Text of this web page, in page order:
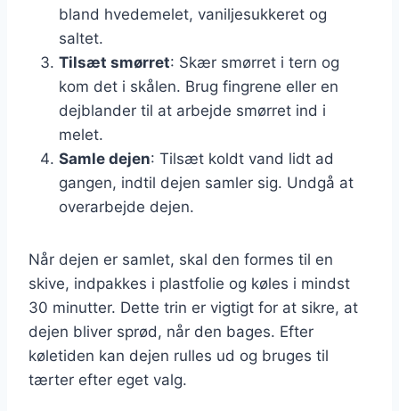
bland hvedemelet, vaniljesukkeret og
saltet.
Tilsæt smørret: Skær smørret i tern og
kom det i skålen. Brug fingrene eller en
dejblander til at arbejde smørret ind i
melet.
Samle dejen: Tilsæt koldt vand lidt ad
gangen, indtil dejen samler sig. Undgå at
overarbejde dejen.
Når dejen er samlet, skal den formes til en
skive, indpakkes i plastfolie og køles i mindst
30 minutter. Dette trin er vigtigt for at sikre, at
dejen bliver sprød, når den bages. Efter
køletiden kan dejen rulles ud og bruges til
tærter efter eget valg.